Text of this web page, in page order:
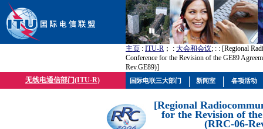
主页 : ITU-R ； : 大会和会议; : : [Regional
Conference for the Revision of the GE89
Rev.GE89)]
无线电通信部门(ITU-R)
[Regional
for the Revision of
(RRC-06-
国际电联三大部门 新闻室 各项活动